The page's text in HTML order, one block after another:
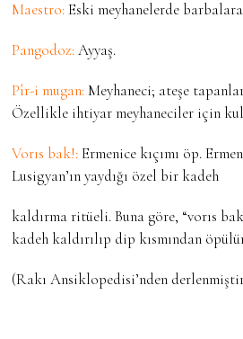
Maestro:Eski meyhanelerde
Pangodoz:Ayyaş.
Pîr-i mugan: Meyhaneci; ateşe
Özellikle ihtiyar meyhaneciler için
Vorıs bak!:Ermenice kıçımı öp.
Lusigyan’ın yaydığı özel bir kadeh
kaldırma ritüeli. Buna göre, “vorıs
kadeh kaldırılıp dip kısmından
(Rakı Ansiklopedisi’nden